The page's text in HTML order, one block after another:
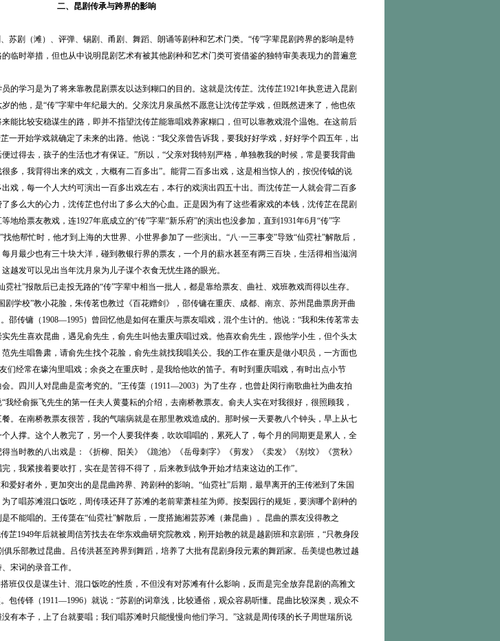
二、昆剧传承与跨界的影响
剧（滩）、评弹、锡剧、甬剧、舞蹈、朗诵等剧种和艺术门类。“传”字辈昆剧跨界的影响是特
临时举措，但也从中说明昆剧艺术有被其他剧种和艺术门类可资借鉴的独特审美表现力的普遍意
学习是为了将来靠教昆剧票友以达到糊口的目的。这就是沈传芷。沈传芷1921年执意进入昆剧
的他，是“传”字辈中年纪最大的。父亲沈月泉虽然不愿意让沈传芷学戏，但既然进来了，他也依
能比较安稳谋生的路，即并不指望沈传芷能靠唱戏养家糊口，但可以靠教戏混个温饱。在这前后
一开始学戏就确定了未来的出路。他说：“我父亲曾告诉我，要我好好学戏，好好学个四五年，出
过得去，孩子的生活也才有保证。”所以，“父亲对我特别严格，单独教我的时候，常是要我背曲
多，我背得出来的戏文，大概有二百多出”。能背二百多出戏，这是相当惊人的，按倪传钺的说
戏，每一个人大约可演出一百多出戏左右，本行的戏演出四五十出。而沈传芷一人就会背二百多
多么大的心力，沈传芷也付出了多么大的心血。正是因为有了这些看家戏的本钱，沈传芷在昆剧
地给票友教戏，连1927年底成立的“传”字辈“新乐府”的演出也没参加，直到1931年6月“传”字
他帮忙时，他才到上海的大世界、小世界参加了一些演出。“八·一三事变”导致“仙霓社”解散后，
月最少也有三十块大洋，碰到教银行界的票友，一个月的薪水甚至有两三百块，生活得相当滋润
越发可以见出当年沈月泉为儿子谋个衣食无忧生路的眼光。
”报散后已走投无路的“传”字辈中相当一批人，都是靠给票友、曲社、戏班教戏而得以生存。
剧学校”教小花脸，朱传茗也教过《百花赠剑》，邵传镛在重庆、成都、南京、苏州昆曲票房开曲
邵传镛（1908—1995）曾回忆他是如何在重庆与票友唱戏，混个生计的。他说：“我和朱传茗常去
先生喜欢昆曲，遇见俞先生，俞先生叫他去重庆唱过戏。他喜欢俞先生，跟他学小生，但个头太
先生唱鲁肃，请俞先生找个花脸，俞先生就找我唱关公。我的工作在重庆是做小职员，一方面也
们经常在壕沟里唱戏；余炎之在重庆时，是我给他吹的笛子。有时到重庆唱戏，有时出点小节
。四川人对昆曲是蛮考究的。”王传蕖（1911—2003）为了生存，也曾赴闵行南歌曲社为曲友拍
经俞振飞先生的第一任夫人黄蔓耘的介绍，去南桥教票友。俞夫人实在对我很好，很照顾我，
。在南桥教票友很苦，我的气喘病就是在那里教戏造成的。那时候一天要教八个钟头，早上从七
人撑。这个人教完了，另一个人要我伴奏，吹吹唱唱的，累死人了，每个月的同期更是累人，全
当时教的八出戏是：《折柳、阳关》《跪池》《岳母刺字》《剪发》《卖发》《别坟》《赏秋》
，我紧接着要吹打，实在是苦得不得了，后来教到战争开始才结束这边的工作”。
好者外，更加突出的是昆曲跨界、跨剧种的影响。“仙霓社”后期，最早离开的王传淞到了朱国
了唱苏滩混口饭吃，周传瑛还拜了苏滩的老前辈萧桂笙为师。按梨园行的规矩，要演哪个剧种的
不能唱的。王传蕖在“仙霓社”解散后，一度搭施湘芸苏滩（兼昆曲）。昆曲的票友没得教之
芷1949年后就被周信芳找去在华东戏曲研究院教戏，刚开始教的就是越剧班和京剧班，“只教身段
俱乐部教过昆曲。吕传洪甚至跨界到舞蹈，培养了大批有昆剧身段元素的舞蹈家。岳美缇也教过越
宋词的录音工作。
仅仅是谋生计、混口饭吃的性质，不但没有对苏滩有什么影响，反而是完全放弃昆剧的高雅文
包传铎（1911—1996）就说：“苏剧的词章浅，比较通俗，观众容易听懂。昆曲比较深奥，观众不
有本子，上了台就要唱；我们唱苏滩时只能慢慢向他们学习。”这就是周传瑛的长子周世瑞所说